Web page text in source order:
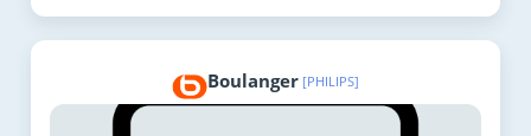
Boulanger [PHILIPS]